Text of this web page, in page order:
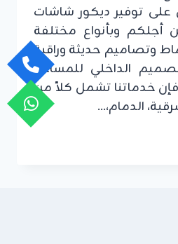
على توفير ديكور شاشات
أجلكم وبأنواع مختلفة
وتصاميم حديثة وراقية
الداخلي للمساحة
فإن خدماتنا تشمل كلاً من
الدمام،…